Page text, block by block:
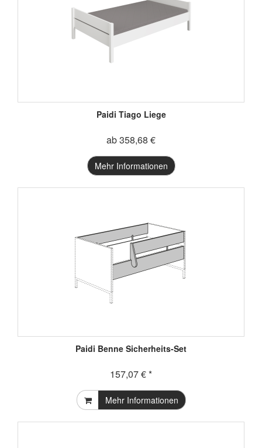
Paidi Tiago Liege
ab 358,68 €
Mehr Informationen
Paidi Benne Sicherheits-Set
157,07 € *
Mehr Informationen